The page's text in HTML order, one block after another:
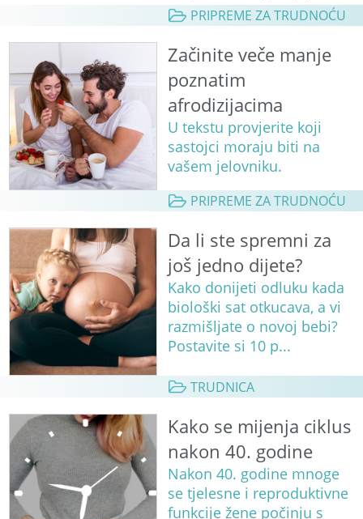
PRIPREME ZA TRUDNOĆU
Začinite veče manje
poznatim
afrodizijacima
U tekstu provjerite koji
sastojci moraju biti na
vašem jelovniku.
PRIPREME ZA TRUDNOĆU
Da li ste spremni za
još jedno dijete?
Kako donijeti odluku kada
biološki sat otkucava, a vi
razmišljate o novoj bebi?
Postavite si 10 p...
TRUDNICA
Kako se mijenja ciklus
nakon 40. godine
Nakon 40. godine mnoge
se tjelesne i reproduktivne
funkcije žene počinju s